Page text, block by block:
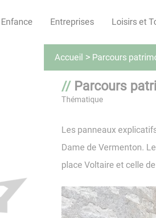
Enfance Entreprises Loisirs et
Accueil Parcours
Parcours
Thématique
Les panneaux
Dame de Vermenton.
place Voltaire et celle